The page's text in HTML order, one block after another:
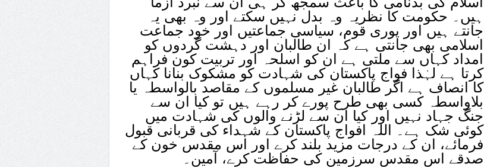
ہیں۔ حکومت کا نظریہ وہ بدل نہیں سکتے اور وہ بھی یہ
جانتے ہیں اور پوری قوم، سیاسی جماعتیں اور خود جماعت
اسلامی بھی جانتی ہے کہ ان طالبان اور دہشت گردوں کو
امداد کہاں سے ملتی ہے ان کو اسلحہ اور تربیت کون فراہم
کرتا ہے لہٰذا فواج پاکستان کی شہادت کو مشکوک بنانا کہاں
کا انصاف ہے اگر طالبان غیر مسلموں کے مقاصد بالواسطہ یا
بلاواسطہ کسی بھی طرح پورے کر رہے ہیں تو کیا ان سے
جنگ جہاد نہیں اور کیا ان سے لڑنے والوں کی شہادت میں
کوئی شک ہے۔ اللہ افواج پاکستان کے شہداء کی قربانی قبول
فرمائے، ان کے درجات مزید بلند کرے اور اس مقدس خون کے
صدقے اس مقدس سرزمین کی حفاظت کرے، آمین۔